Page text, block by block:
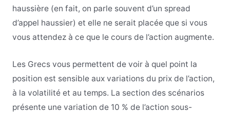
haussière (en fait, on parle souvent d’un spread
d’appel haussier) et elle ne serait placée que si vous
vous attendez à ce que le cours de l’action augmente.
Les Grecs vous permettent de voir à quel point la
position est sensible aux variations du prix de l’action,
à la volatilité et au temps. La section des scénarios
présente une variation de 10 % de l’action sous-